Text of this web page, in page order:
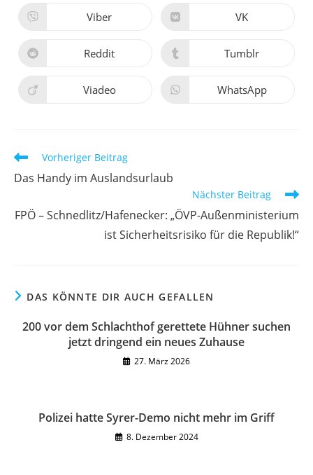
Viber VK
Reddit Tumblr
Viadeo WhatsApp
Vorheriger Beitrag
Das Handy im Auslandsurlaub
Nächster Beitrag
FPÖ – Schnedlitz/Hafenecker: „ÖVP-Außenministerium
ist Sicherheitsrisiko für die Republik!“
DAS KÖNNTE DIR AUCH GEFALLEN
200 vor dem Schlachthof gerettete Hühner suchen
jetzt dringend ein neues Zuhause
27. März 2026
Polizei hatte Syrer-Demo nicht mehr im Griff
8. Dezember 2024